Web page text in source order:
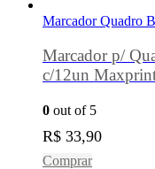
Marcador Quadro
Marcador p/
c/12un
0 out of 5
R$ 33,90
Comprar